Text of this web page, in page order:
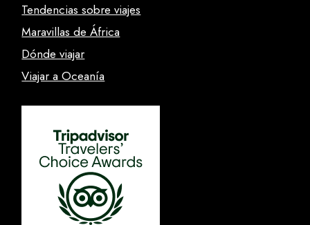
Tendencias sobre viajes
Maravillas de África
Dónde viajar
Viajar a Oceanía